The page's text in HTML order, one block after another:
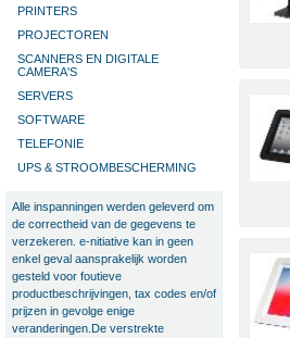
PRINTERS
PROJECTOREN
SCANNERS EN DIGITALE
CAMERA'S
SERVERS
SOFTWARE
TELEFONIE
UPS & STROOMBESCHERMING
Alle inspanningen werden geleverd om
de correctheid van de gegevens te
verzekeren. e-nitiative kan in geen
enkel geval aansprakelijk worden
gesteld voor foutieve
productbeschrijvingen, tax codes en/of
prijzen in gevolge enige
veranderingen.De verstrekte